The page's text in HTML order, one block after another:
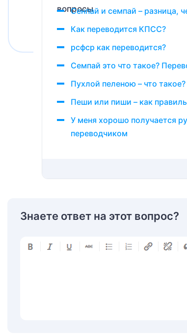
Сенпай и семпай – разница,
Как переводится КПСС?
рсфср как переводится?
Семпай это что такое?
Пухлой пеленою – что такое?
Пеши или пиши – как
У меня хорошо получается
переводчиком
Знаете ответ на этот вопрос?